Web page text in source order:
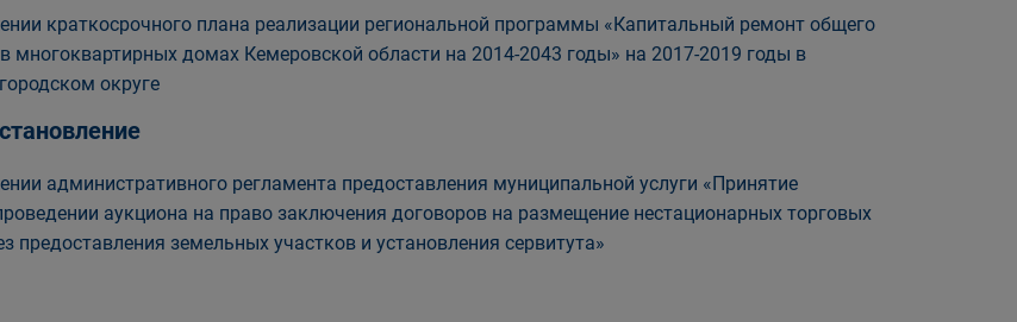
краткосрочного плана реализации региональной программы «Капитальный ремонт общего
многоквартирных домах Кемеровской области на 2014-2043 годы» на 2017-2019 годы в
округе
административного регламента предоставления муниципальной услуги «Принятие
аукциона на право заключения договоров на размещение нестационарных торговых
предоставления земельных участков и установления сервитута»